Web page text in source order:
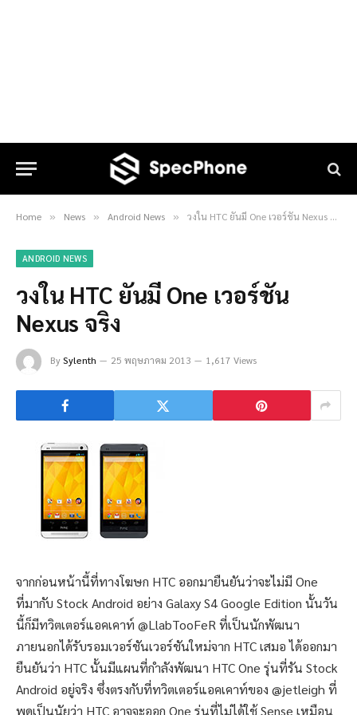
Home » News » Android News » วงใน HTC ยันมี One เวอร์ชัน Nexus จริง
ANDROID NEWS
วงใน HTC ยันมี One เวอร์ชัน
Nexus จริง
BySylenth 25 พฤษภาคม 2013 1,617 Views
จากก่อนหน้านี้ที่ทางโฆษก HTC ออกมายืนยันว่าจะไม่มี One
ที่มากับ Stock Android อย่าง Galaxy S4 Google Edition นั้นวัน
นี้ก็มีทวิตเตอร์แอคเคาท์ @LlabTooFeR ที่เป็นนักพัฒนา
ภายนอกได้รับรอมเวอร์ชันเวอร์ชันใหม่จาก HTC เสมอ ได้ออกมา
ยืนยันว่า HTC นั้นมีแผนที่กำลังพัฒนา HTC One รุ่นที่รัน Stock
Android อยู่จริง ซึ่งตรงกับที่ทวิตเตอร์แอคเคาท์ของ @jetleigh ที่
พูดเป็นนัยว่า HTC อาจจะออก One รุ่นที่ไม่ได้ใช้ Sense เหมือน